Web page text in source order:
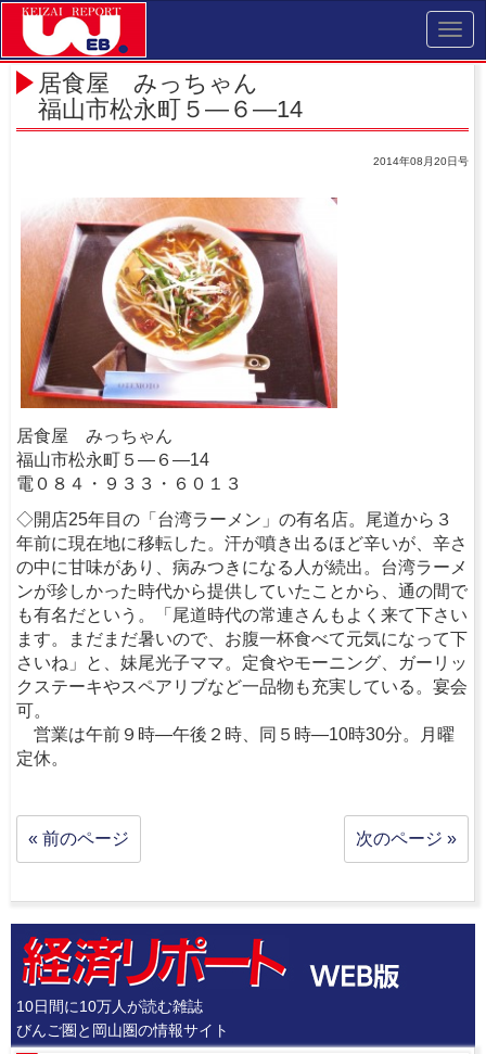
居食屋 みっちゃん
福山市松永町５―６―14
2014年08月20日号
居食屋 みっちゃん
福山市松永町５―６―14
電０８４・９３３・６０１３
◇開店25年目の「台湾ラーメン」の有名店。尾道から３
年前に現在地に移転した。汗が噴き出るほど辛いが、辛さ
の中に甘味があり、病みつきになる人が続出。台湾ラーメ
ンが珍しかった時代から提供していたことから、通の間で
も有名だという。「尾道時代の常連さんもよく来て下さい
ます。まだまだ暑いので、お腹一杯食べて元気になって下
さいね」と、妹尾光子ママ。定食やモーニング、ガーリッ
クステーキやスペアリブなど一品物も充実している。宴会
可。
営業は午前９時―午後２時、同５時―10時30分。月曜
定休。
« 前のページ 次のページ »
10日間に10万人が読む雑誌
びんご圏と岡山圏の情報サイト